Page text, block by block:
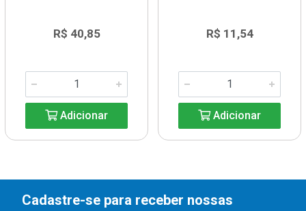
R$ 40,85
Adicionar
R$ 11,54
Adicionar
Cadastre-se para receber nossas